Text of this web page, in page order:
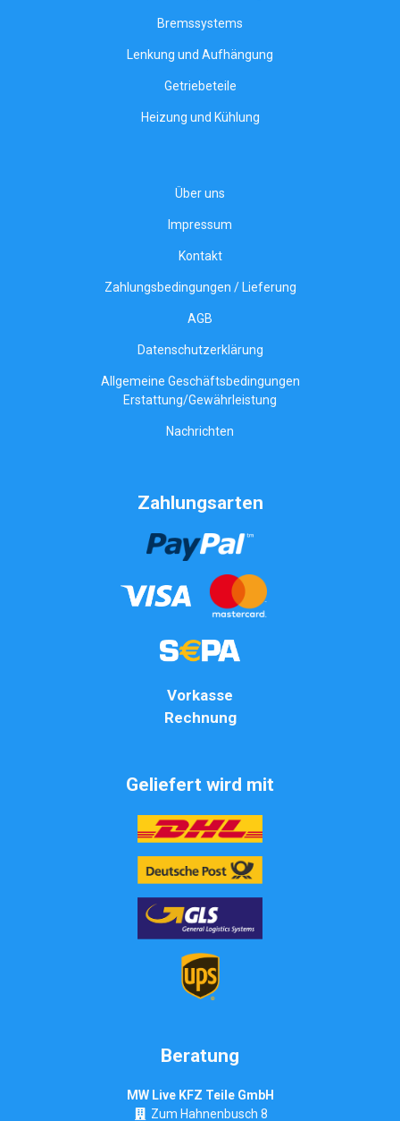
Bremssystems
Lenkung und Aufhängung
Getriebeteile
Heizung und Kühlung
Über uns
Impressum
Kontakt
Zahlungsbedingungen / Lieferung
AGB
Datenschutzerklärung
Allgemeine Geschäftsbedingungen
Erstattung/Gewährleistung
Nachrichten
Zahlungsarten
Vorkasse
Rechnung
Geliefert wird mit
Beratung
MW Live KFZ Teile GmbH
Zum Hahnenbusch 8